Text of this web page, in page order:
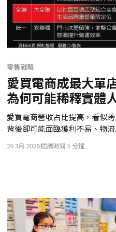
零售戰略
愛買電商成最大單
為何可能稀釋實體
愛買電商營收占比提高，看似
背後卻可能面臨獲利不易、物
流被稀釋的壓力。對量販店而
價值應是導流、數據洞察與提升
26 3月 2026閱讀時間 5 分鐘